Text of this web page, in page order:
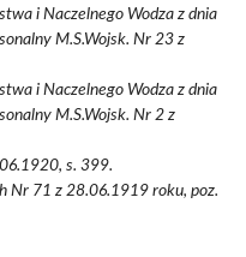
i Naczelnego Wodza z dnia
M.S.Wojsk. Nr 23 z
i Naczelnego Wodza z dnia
M.S.Wojsk. Nr 2 z
s. 399.
Nr 71 z 28.06.1919 roku, poz.